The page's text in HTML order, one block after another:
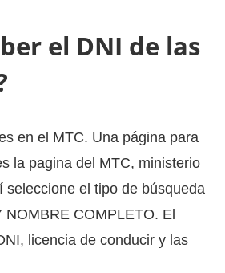
el DNI de las
en el MTC. Una página para
la pagina del MTC, ministerio
seleccione el tipo de búsqueda
NOMBRE COMPLETO. El
licencia de conducir y las